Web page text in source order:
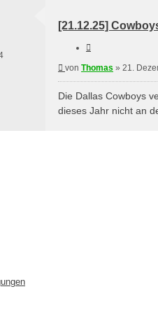
[21.12.25]
Beitrag
von Thomas » 21.
Die Dallas Cowboys
dieses Jahr nicht an